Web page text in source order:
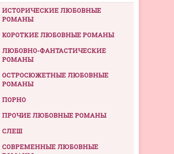
ИСТОРИЧЕСКИЕ ЛЮБОВНЫЕ
РОМАНЫ
КОРОТКИЕ ЛЮБОВНЫЕ РОМАНЫ
ЛЮБОВНО-ФАНТАСТИЧЕСКИЕ
РОМАНЫ
ОСТРОСЮЖЕТНЫЕ ЛЮБОВНЫЕ
РОМАНЫ
ПОРНО
ПРОЧИЕ ЛЮБОВНЫЕ РОМАНЫ
СЛЕШ
СОВРЕМЕННЫЕ ЛЮБОВНЫЕ